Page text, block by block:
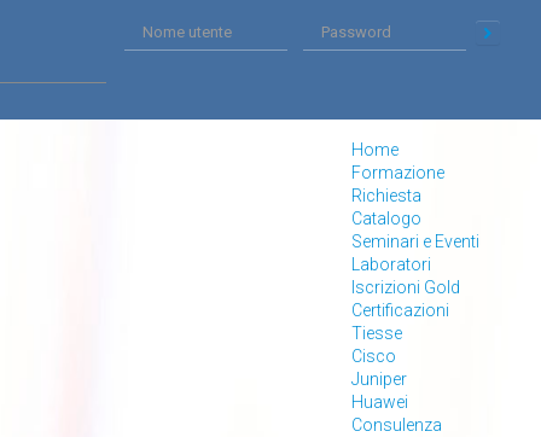
Home
Formazione
Richiesta
Catalogo
Seminari e Eventi
Laboratori
Iscrizioni Gold
Certificazioni
Tiesse
Cisco
Juniper
Huawei
Consulenza